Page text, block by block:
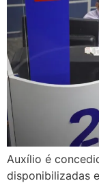
Auxílio é
disponibilizadas